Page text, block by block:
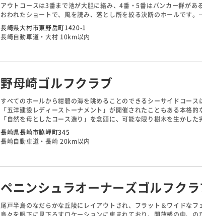
アウトコースは3番まで池が大胆に絡み、4番・5番はバンカー群が
おわれたショートで、風を読み、落とし所を絞る決断のホールです。
インコースでは、12番・13番はグリーン手前の池、16番・17番は郡
味わえるコースとなっています。
長崎県大村市東野岳町1420-1
長崎自動車道・大村 10km以内
野母崎ゴルフクラブ
すべてのホールから紺碧の海を眺めることのできるシーサイドコース
「五洋建設レディーストーナメント」が開催されたこともある本格的
「自然を母としたコース造り」を念頭に、可能な限り樹木を生かした
「力」（体力）と同様に「技」（頭脳）も必要とされる18ホールズは
「西の川奈」といった評価があるほどの景観と戦略性を兼ね備えてい
特に理想的な風のある日は、ゴルフの発祥地スコットランドを身近
長崎県長崎市脇岬町345
長崎自動車道・長崎 20km以内
ペニンシュラオーナーズゴルフクラ
尾戸半島のなだらかな丘陵にレイアウトされ、フラット＆ワイドな
島々を眼下に見下ろすロケーションに恵まれており、開放感の中、の